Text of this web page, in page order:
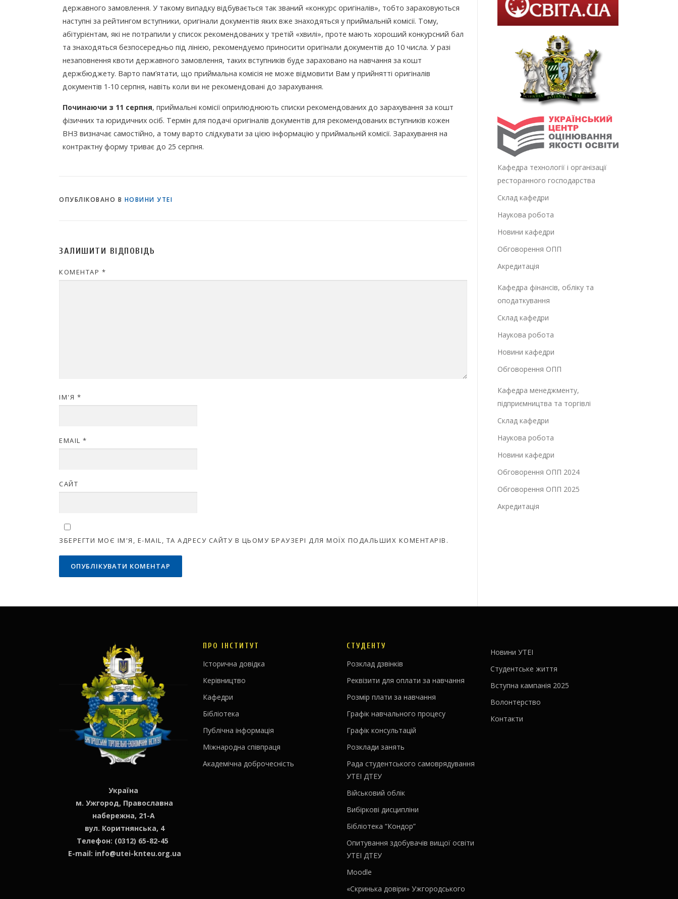
державного замовлення. У такому випадку відбувається так званий «конкурс оригіналів», тобто зараховуються
наступні за рейтингом вступники, оригінали документів яких вже знаходяться у приймальній комісії. Тому,
абітурієнтам, які не потрапили у список рекомендованих у третій «хвилі», проте мають хороший конкурсний бал
та знаходяться безпосередньо під лінією, рекомендуємо приносити оригінали документів до 10 числа. У разі
незаповнення квоти державного замовлення, таких вступників буде зараховано на навчання за кошт
держбюджету. Варто пам’ятати, що приймальна комісія не може відмовити Вам у прийнятті оригіналів
документів 1-10 серпня, навіть коли ви не рекомендовані до зарахування.
Починаючи з 11 серпня, приймальні комісії оприлюднюють списки рекомендованих до зарахування за кошт
фізичних та юридичних осіб. Термін для подачі оригіналів документів для рекомендованих вступників кожен
ВНЗ визначає самостійно, а тому варто слідкувати за цією інформацію у приймальній комісії. Зарахування на
контрактну форму триває до 25 серпня.
ОПУБЛІКОВАНО В НОВИНИ УТЕІ
ЗАЛИШИТИ ВІДПОВІДЬ
КОМЕНТАР *
ІМ'Я *
EMAIL *
САЙТ
ЗБЕРЕГТИ МОЄ ІМ'Я, E-MAIL, ТА АДРЕСУ САЙТУ В ЦЬОМУ БРАУЗЕРІ ДЛЯ МОЇХ ПОДАЛЬШИХ КОМЕНТАРІВ.
Кафедра технології і організації
ресторанного господарства
Склад кафедри
Наукова робота
Новини кафедри
Обговорення ОПП
Акредитація
Кафедра фінансів, обліку та
оподаткування
Склад кафедри
Наукова робота
Новини кафедри
Обговорення ОПП
Кафедра менеджменту,
підприємництва та торгівлі
Склад кафедри
Наукова робота
Новини кафедри
Обговорення ОПП 2024
Обговорення ОПП 2025
Акредитація
Україна
м. Ужгород, Православна
набережна, 21-А
вул. Коритнянська, 4
Телефон: (0312) 65-82-45
E-mail: info@utei-knteu.org.ua
ПРО ІНСТИТУТ
Історична довідка
Керівництво
Кафедри
Бібліотека
Публічна інформація
Міжнародна співпраця
Академічна доброчесність
СТУДЕНТУ
Розклад дзвінків
Реквізити для оплати за навчання
Розмір плати за навчання
Графік навчального процесу
Графік консультацій
Розклади занять
Рада студентського самоврядування
УТЕІ ДТЕУ
Військовий облік
Вибіркові дисципліни
Бібліотека “Кондор”
Опитування здобувачів вищої освіти
УТЕІ ДТЕУ
Moodle
«Скринька довіри» Ужгородського
Новини УТЕІ
Студентське життя
Вступна кампанія 2025
Волонтерство
Контакти